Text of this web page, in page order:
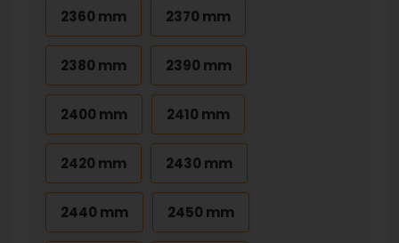
2360 mm 2370 mm
2380 mm 2390 mm
2400 mm 2410 mm
2420 mm 2430 mm
2440 mm 2450 mm